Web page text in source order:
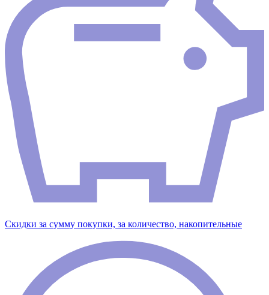
Скидки за сумму покупки, за количество, накопительные